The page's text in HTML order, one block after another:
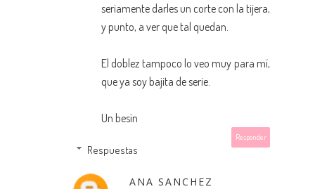
seriamente darles un corte con la tijera,
y punto, a ver que tal quedan.
El doblez tampoco lo veo muy para mí,
que ya soy bajita de serie.
Un besín
Responder
Respuestas
ANA SANCHEZ